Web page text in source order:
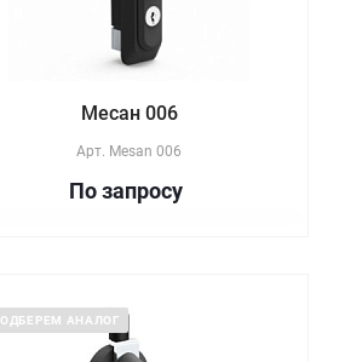
Месан 006
Арт. Mesan 006
По запросу
АНАЛОГ